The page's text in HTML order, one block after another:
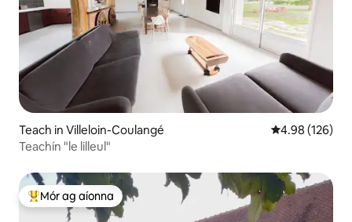
Teach in Villeloin-Coulangé Meánrátáil
4.98 (126)
Teachín "le lilleul"
An-mhór ag aíonna
Mór ag aíonna